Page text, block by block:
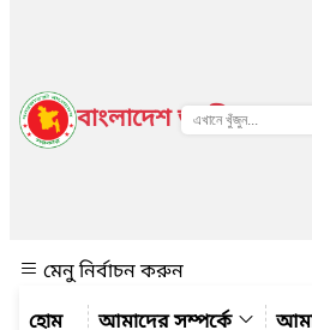
বাংলাদেশ জাতীয় তথ্য
মেনু নির্বাচন করুন
আমাদের সম্পর্কে